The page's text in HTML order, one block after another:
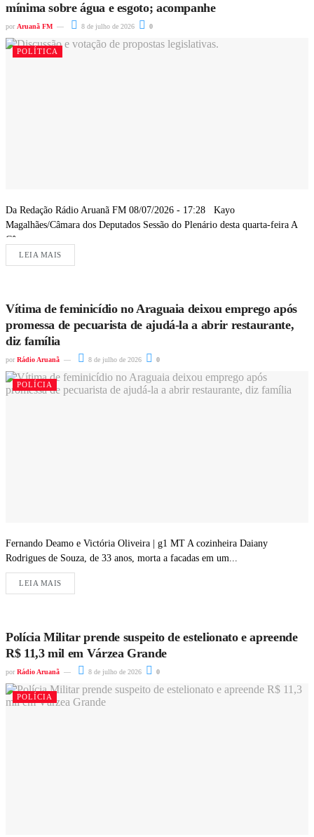
mínima sobre água e esgoto; acompanhe
por Aruanã FM 8 de julho de 2026 0
POLÍTICA
Da Redação Rádio Aruanã FM 08/07/2026 - 17:28 Kayo
Magalhães/Câmara dos Deputados Sessão do Plenário desta quarta-feira A
Câmara...
LEIA MAIS
Vítima de feminicídio no Araguaia deixou emprego após
promessa de pecuarista de ajudá-la a abrir restaurante,
diz família
por Rádio Aruanã 8 de julho de 2026 0
POLÍCIA
Fernando Deamo e Victória Oliveira | g1 MT A cozinheira Daiany
Rodrigues de Souza, de 33 anos, morta a facadas em um...
LEIA MAIS
Polícia Militar prende suspeito de estelionato e apreende
R$ 11,3 mil em Várzea Grande
por Rádio Aruanã 8 de julho de 2026 0
POLÍCIA